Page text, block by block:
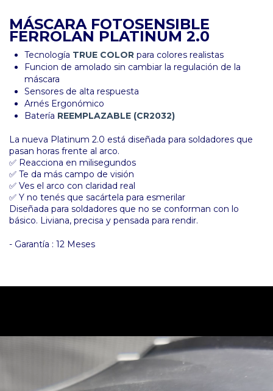
MÁSCARA FOTOSENSIBLE
FERROLAN PLATINUM 2.0
Tecnología TRUE COLOR para colores realistas
Funcion de amolado sin cambiar la regulación de la
máscara
Sensores de alta respuesta
Arnés Ergonómico
Batería REEMPLAZABLE (CR2032)
La nueva Platinum 2.0 está diseñada para soldadores que
pasan horas frente al arco.
✅ Reacciona en milisegundos
✅ Te da más campo de visión
✅ Ves el arco con claridad real
✅ Y no tenés que sacártela para esmerilar
Diseñada para soldadores que no se conforman con lo
básico. Liviana, precisa y pensada para rendir.
- Garantía : 12 Meses